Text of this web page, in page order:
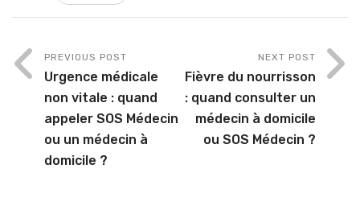
PREVIOUS POST
Urgence médicale
non vitale : quand
appeler SOS Médecin
ou un médecin à
domicile ?
NEXT POST
Fièvre du nourrisson
: quand consulter un
médecin à domicile
ou SOS Médecin ?